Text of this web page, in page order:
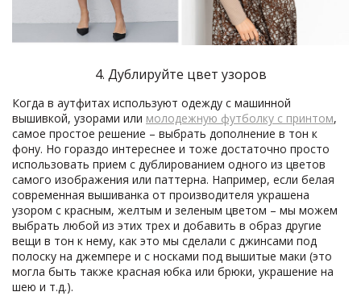
4. Дублируйте цвет узоров
Когда в аутфитах используют одежду с машинной
вышивкой, узорами или молодежную футболку с принтом,
самое простое решение – выбрать дополнение в тон к
фону. Но гораздо интереснее и тоже достаточно просто
использовать прием с дублированием одного из цветов
самого изображения или паттерна. Например, если белая
современная вышиванка от производителя украшена
узором с красным, желтым и зеленым цветом – мы можем
выбрать любой из этих трех и добавить в образ другие
вещи в тон к нему, как это мы сделали с джинсами под
полоску на джемпере и с носками под вышитые маки (это
могла быть также красная юбка или брюки, украшение на
шею и т.д.).